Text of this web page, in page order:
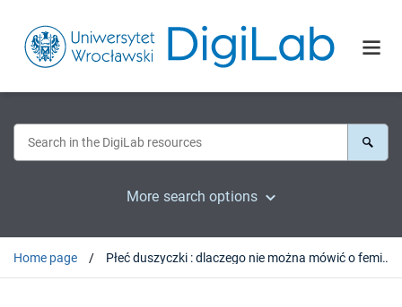
More search options
Home page Płeć duszyczki : dlaczego nie można mówić o feminizmie "Białego małżeństwa"?